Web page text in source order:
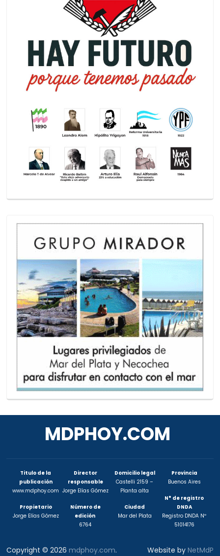
MDPHOY.COM
Titulo de la
publicación
www.mdphoy.com
Propietario
Jorge Elías Gómez
Director
responsable
Jorge Elías Gómez
Número de
edición
6764
Domicilio legal
Castelli 2159 –
Planta alta
Ciudad
Mar del Plata
Provincia
Buenos Aires
N° de registro
DNDA
Registro DNDA Nº
51014176
Copyright © 2026mdphoy.com. Website by NetMdP